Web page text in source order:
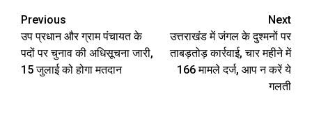
Continue
Reading
Previous
उप प्रधान और ग्राम पंचायत के
पदों पर चुनाव की अधिसूचना जारी,
15 जुलाई को होगा मतदान
Next
उत्तराखंड में जंगल के दुश्मनों पर
ताबड़तोड़ कार्रवाई, चार महीने में
166 मामले दर्ज, आप न करें ये
गलती